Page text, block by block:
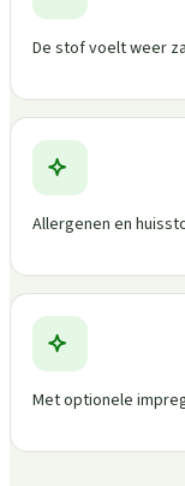
De stof voelt weer
Allergenen en
Met optionele